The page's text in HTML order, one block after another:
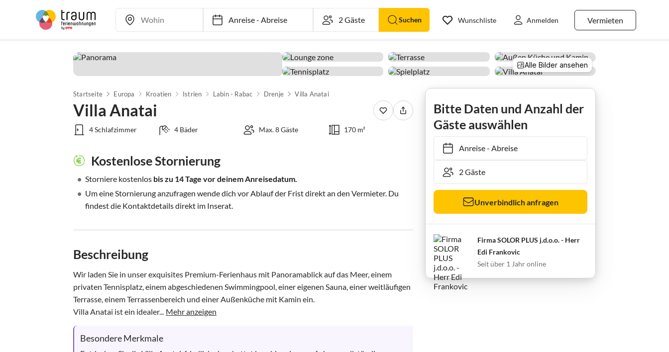
Anreise-Abreise Suchen Vermieten
Wunschliste Anmelden
Alle Bilder ansehen
Startseite Europa Kroatien Istrien Labin - Rabac Drenje Villa Anatai
Villa Anatai
4 Schlafzimmer 4 Bäder Max. 8 Gäste 170 m²
Kostenlose Stornierung
• Storniere kostenlos bis zu 14 Tage vor deinem Anreisedatum.
• Um eine Stornierung anzufragen wende dich vor Ablauf der Frist direkt an den Vermieter. Du
findest die Kontaktdetails direkt im Inserat.
Beschreibung
Wir laden Sie in unser exquisites Premium-Ferienhaus mit Panoramablick auf das Meer, einem
privaten Tennisplatz, einem abgeschiedenen Swimmingpool, einer eigenen Sauna, einer weitläufigen
Terrasse, einem Terrassenbereich und einer Außenküche mit Kamin ein.
Villa Anatai ist ein idealer... Mehr anzeigen
Besondere Merkmale
Bitte Daten und Anzahl der
Gäste auswählen
Anreise- Abreise
Unverbindlich anfragen
Firma SOLOR PLUS j.d.o.o. - Herr
Edi Frankovic
Seit über 1 Jahr online